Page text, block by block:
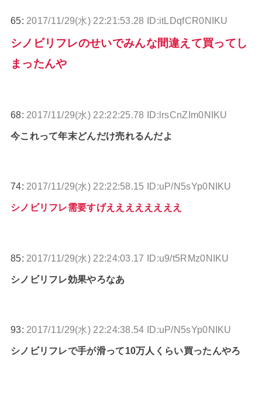
65: 2017/11/29(水) 22:21:53.28 ID:itLDqfCR0NIKU
シノビリフレのせいでみんな間違えて買ってし
まったんや
68: 2017/11/29(水) 22:22:25.78 ID:lrsCnZIm0NIKU
今これって年末どんだけ売れるんだよ
74: 2017/11/29(水) 22:22:58.15 ID:uP/N5sYp0NIKU
シノビリフレ需要すげええええええええ
85: 2017/11/29(水) 22:24:03.17 ID:u9/t5RMz0NIKU
シノビリフレ効果やろなあ
93: 2017/11/29(水) 22:24:38.54 ID:uP/N5sYp0NIKU
シノビリフレで手が滑って10万人くらい買ったんやろ